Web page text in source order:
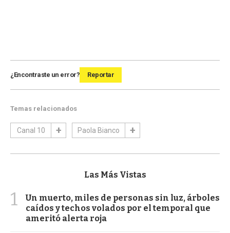
¿Encontraste un error? Reportar
Temas relacionados
Canal 10 Paola Bianco
Las Más Vistas
1
Un muerto, miles de personas sin luz, árboles
caídos y techos volados por el temporal que
ameritó alerta roja